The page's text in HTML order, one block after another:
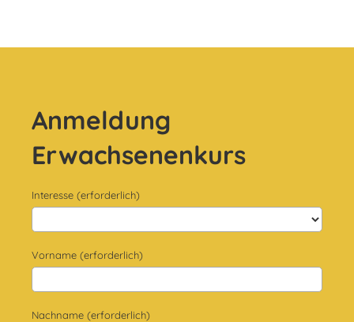
Anmeldung
Erwachsenenkurs
Interesse (erforderlich)
Vorname (erforderlich)
Nachname (erforderlich)